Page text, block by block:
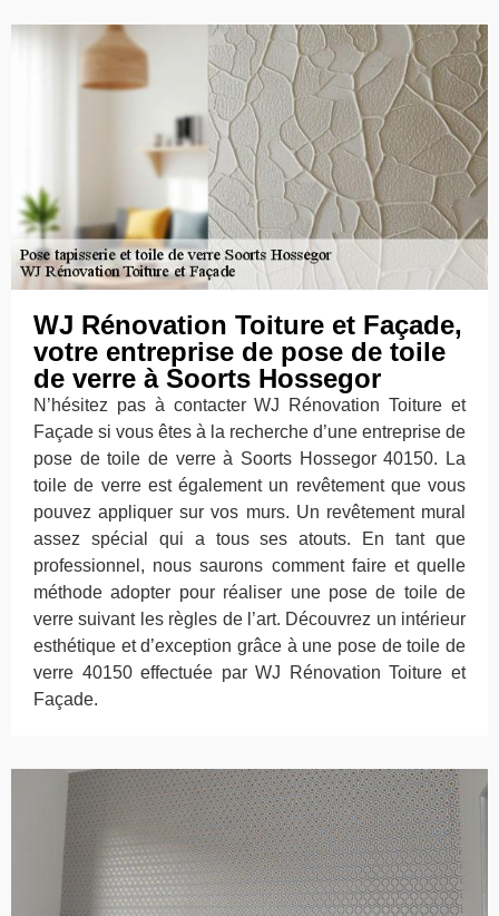
WJ Rénovation Toiture et Façade,
votre entreprise de pose de toile
de verre à Soorts Hossegor
N’hésitez pas à contacter WJ Rénovation Toiture et
Façade si vous êtes à la recherche d’une entreprise de
pose de toile de verre à Soorts Hossegor 40150. La
toile de verre est également un revêtement que vous
pouvez appliquer sur vos murs. Un revêtement mural
assez spécial qui a tous ses atouts. En tant que
professionnel, nous saurons comment faire et quelle
méthode adopter pour réaliser une pose de toile de
verre suivant les règles de l’art. Découvrez un intérieur
esthétique et d’exception grâce à une pose de toile de
verre 40150 effectuée par WJ Rénovation Toiture et
Façade.